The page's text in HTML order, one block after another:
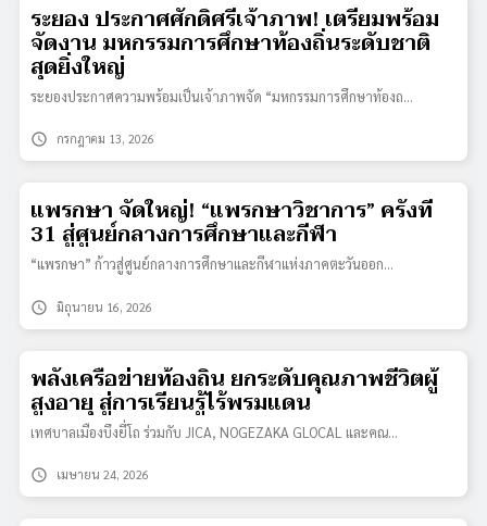
ระยอง ประกาศศักดิ์ศรีเจ้าภาพ! เตรียมพร้อม
จัดงาน มหกรรมการศึกษาท้องถิ่นระดับชาติ
สุดยิ่งใหญ่
ระยองประกาศความพร้อมเป็นเจ้าภาพจัด “มหกรรมการศึกษาท้องถ…
schedule กรกฎาคม 13, 2026
แพรกษา จัดใหญ่! “แพรกษาวิชาการ” ครั้งที่
31 สู่ศูนย์กลางการศึกษาและกีฬา
“แพรกษา” ก้าวสู่ศูนย์กลางการศึกษาและกีฬาแห่งภาคตะวันออก…
schedule มิถุนายน 16, 2026
พลังเครือข่ายท้องถิ่น ยกระดับคุณภาพชีวิตผู้
สูงอายุ สู่การเรียนรู้ไร้พรมแดน
เทศบาลเมืองบึงยี่โถ ร่วมกับ JICA, NOGEZAKA GLOCAL และคณ…
schedule เมษายน 24, 2026